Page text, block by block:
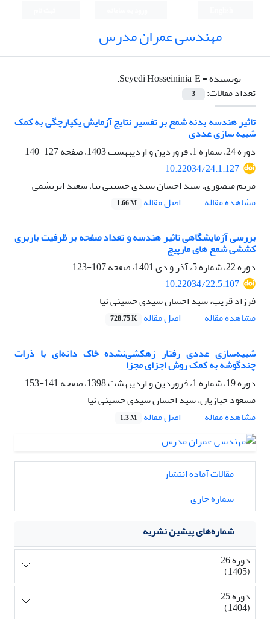
مهندسی عمران مدرس
نویسنده =Seyedi Hosseininia, E.
تعداد مقالات:
3
تاثیر هندسه بدنه شمع بر تفسیر نتایج آزمایش یکپارچگی به کمک
شبیه سازی عددی
دوره 24، شماره 1، فروردین و اردیبهشت 1403، صفحه
127-140
10.22034/24.1.127
مریم منصوری، سید احسان سیدی حسینی نیا، سعید ابریشمی
مشاهده مقاله
اصل مقاله 1.66 M
بررسی آزمایشگاهی تاثیر هندسه و تعداد صفحه بر ظرفیت باربری
کششی شمع های مارپیچ
دوره 22، شماره 5، آذر و دی 1401، صفحه
107-123
10.22034/22.5.107
فرزاد قریب، سید احسان سیدی حسینی نیا
مشاهده مقاله
اصل مقاله 728.75 K
شبیه‌سازی عددی رفتار زهکشی‌نشده خاک دانه‌ای با ذرات
چندگوشه به کمک روش اجزای مجزا
دوره 19، شماره 1، فروردین و اردیبهشت 1398، صفحه
141-153
مسعود خبازیان، سید احسان سیدی حسینی نیا
مشاهده مقاله
اصل مقاله 1.3 M
مقالات آماده انتشار
شماره جاری
شماره‌های پیشین نشریه
دوره 26
(1405)
دوره 25
(1404)